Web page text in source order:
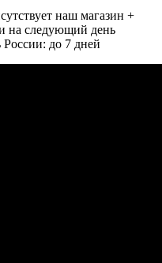
наш магазин +
на следующий день
России: до 7 дней